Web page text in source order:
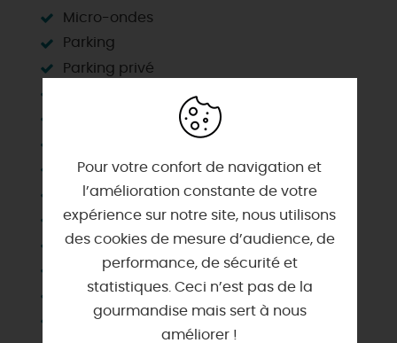
Micro-ondes
Parking
Parking privé
Salle d'eau privée
Salon de jardin
Sanitaire petite-enfance
Sanitaires privés
Table à langer
Télévision
Terrain non clos
Terrasse balcon
Pour votre confort de navigation et
l’amélioration constante de votre
expérience sur notre site, nous utilisons
des cookies de mesure d’audience, de
performance, de sécurité et
statistiques. Ceci n’est pas de la
gourmandise mais sert à nous
améliorer !